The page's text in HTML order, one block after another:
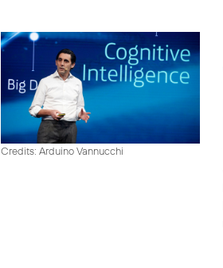
Credits: Arduino Vannucchi